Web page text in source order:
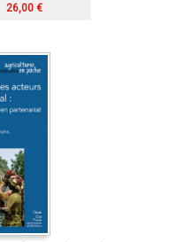
26,00 €